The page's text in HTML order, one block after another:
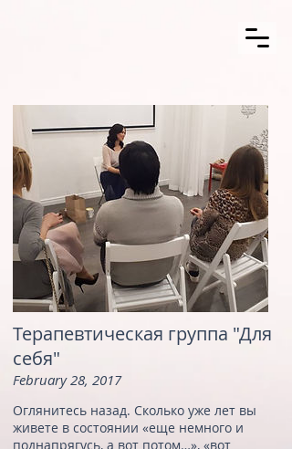
Терапевтическая группа "Для
себя"
February 28, 2017
Оглянитесь назад. Сколько уже лет вы
живете в состоянии «еще немного и
поднапрягусь, а вот потом…», «вот